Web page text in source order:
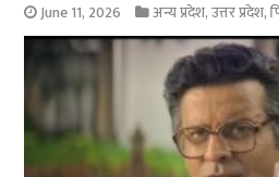
June 11, 2026 अन्य प्रदेश,उत्तर प्रदेश,